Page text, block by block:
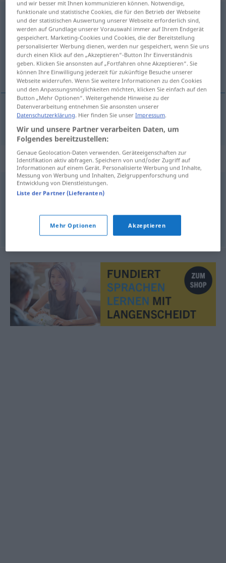
Notwendigkeitf <Notwendigkeit ;-en>
Übersicht aller Übersetzungen
(Für mehr Details die Übersetzung anklicken/antippen)
potreba, nužnost
potreba,nužnostf Notwendigkeit
Synonyme für "Notwendigkeit"
These,Kriterium,Bedingung
© OpenThesaurus.de
und wir besser mit Ihnen kommunizieren können. Notwendige,
funktionale und statistische Cookies, die für den Betrieb der Webseite
und der statistischen Auswertung unserer Webseite erforderlich sind,
werden auf Grundlage unserer Vorauswahl immer auf Ihrem Endgerät
gespeichert. Marketing-Cookies und Cookies, die der Bereitstellung
personalisierter Werbung dienen, werden nur gespeichert, wenn Sie uns
durch einen Klick auf den „Akzeptieren“-Button Ihr Einverständnis
geben. Klicken Sie ansonsten auf „Fortfahren ohne Akzeptieren“. Sie
können Ihre Einwilligung jederzeit für zukünftige Besuche unserer
Webseite widerrufen. Wenn Sie weitere Informationen zu den Cookies
und den Anpassungsmöglichkeiten möchten, klicken Sie einfach auf den
Button „Mehr Optionen“. Weitergehende Hinweise zu der
Datenverarbeitung entnehmen Sie ansonsten unserer
Datenschutzerklärung. Hier finden Sie unserImpressum.
Wir und unsere Partner verarbeiten Daten, um
Folgendes bereitzustellen:
Genaue Geolocation-Daten verwenden. Geräteeigenschaften zur
Identifikation aktiv abfragen. Speichern von und/oder Zugriff auf
Informationen auf einem Gerät. Personalisierte Werbung und Inhalte,
Messung von Werbung und Inhalten, Zielgruppenforschung und
Entwicklung von Dienstleistungen.
Liste der Partner (Lieferanten)
Mehr Optionen Akzeptieren